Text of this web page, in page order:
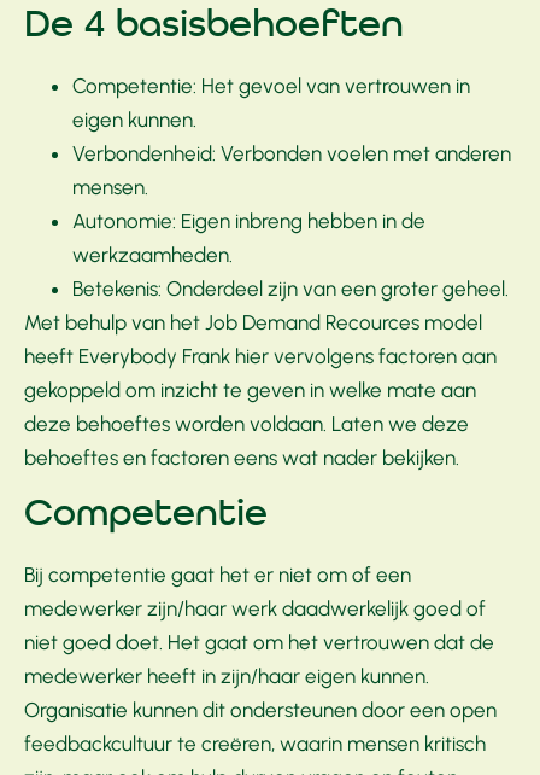
De 4 basisbehoeften
Competentie: Het gevoel van vertrouwen in
eigen kunnen.
Verbondenheid: Verbonden voelen met anderen
mensen.
Autonomie: Eigen inbreng hebben in de
werkzaamheden.
Betekenis: Onderdeel zijn van een groter geheel.
Met behulp van het Job Demand Recources model
heeft Everybody Frank hier vervolgens factoren aan
gekoppeld om inzicht te geven in welke mate aan
deze behoeftes worden voldaan. Laten we deze
behoeftes en factoren eens wat nader bekijken.
Competentie
Bij competentie gaat het er niet om of een
medewerker zijn/haar werk daadwerkelijk goed of
niet goed doet. Het gaat om het vertrouwen dat de
medewerker heeft in zijn/haar eigen kunnen.
Organisatie kunnen dit ondersteunen door een open
feedbackcultuur te creëren, waarin mensen kritisch